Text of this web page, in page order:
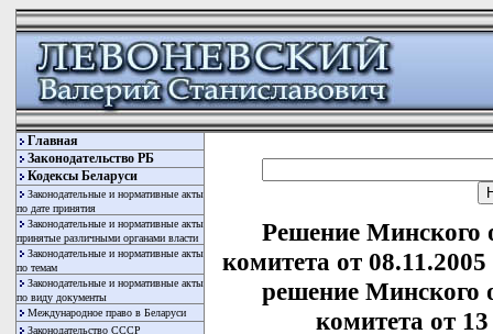
Главная
Законодательство РБ
Кодексы Беларуси
Законодательные и нормативные акты
по дате принятия
Законодательные и нормативные акты
принятые различными органами власти
Законодательные и нормативные акты
по темам
Законодательные и нормативные акты
по виду документы
Международное право в Беларуси
Законодательство СССР
Решение Минского
комитета от
решение Минского
комитета от